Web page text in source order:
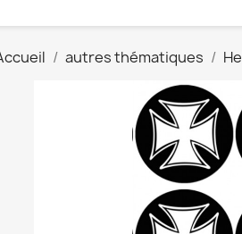
autres thématiques